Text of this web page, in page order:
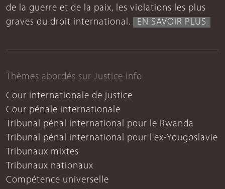
de la guerre et de la paix, les violations les plus
graves du droit international.
EN SAVOIR PLUS
Thèmes abordés sur Justice info
Cour internationale de justice
Cour pénale internationale
Tribunal pénal international pour le Rwanda
Tribunal pénal international pour l'ex-Yougoslavie
Tribunaux mixtes
Tribunaux nationaux
Compétence universelle